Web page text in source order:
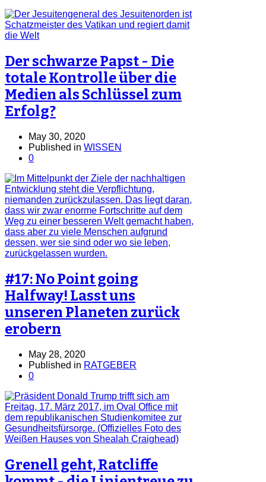
Der schwarze Papst - Die
totale Kontrolle über die
Medien als Schlüssel zum
Erfolg?
May 30, 2020
Published in WISSEN
0
#17: No Point going
Halfway! Lasst uns
unseren Planeten zurück
erobern
May 28, 2020
Published in RATGEBER
0
Grenell geht, Ratcliffe